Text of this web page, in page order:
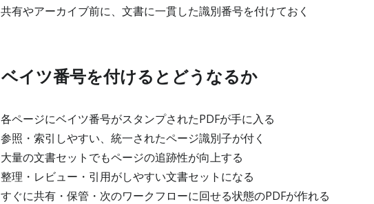
共有やアーカイブ前に、文書に一貫した識別番号を付けておく
ベイツ番号を付けるとどうなるか
各ページにベイツ番号がスタンプされたPDFが手に入る
参照・索引しやすい、統一されたページ識別子が付く
大量の文書セットでもページの追跡性が向上する
整理・レビュー・引用がしやすい文書セットになる
すぐに共有・保管・次のワークフローに回せる状態のPDFが作れる